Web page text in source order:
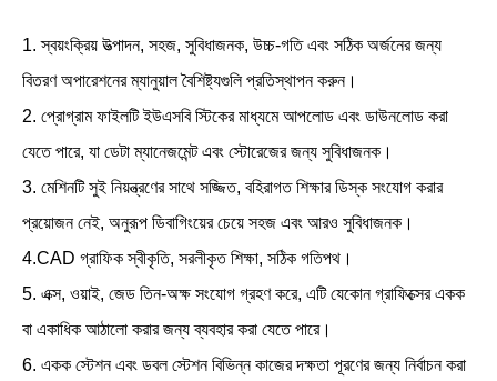
1. স্বয়ংক্রিয় উত্পাদন, সহজ, সুবিধাজনক, উচ্চ-গতি এবং সঠিক অর্জনের জন্য
বিতরণ অপারেশনের ম্যানুয়াল বৈশিষ্ট্যগুলি প্রতিস্থাপন করুন।
2. প্রোগ্রাম ফাইলটি ইউএসবি স্টিকের মাধ্যমে আপলোড এবং ডাউনলোড করা
যেতে পারে, যা ডেটা ম্যানেজমেন্ট এবং স্টোরেজের জন্য সুবিধাজনক।
3. মেশিনটি সুই নিয়ন্ত্রণের সাথে সজ্জিত, বহিরাগত শিক্ষার ডিস্ক সংযোগ করার
প্রয়োজন নেই, অনুরূপ ডিবাগিংয়ের চেয়ে সহজ এবং আরও সুবিধাজনক।
4.CAD গ্রাফিক স্বীকৃতি, সরলীকৃত শিক্ষা, সঠিক গতিপথ।
5. এক্স, ওয়াই, জেড তিন-অক্ষ সংযোগ গ্রহণ করে, এটি যেকোন গ্রাফিক্সের একক
বা একাধিক আঠালো করার জন্য ব্যবহার করা যেতে পারে।
6. একক স্টেশন এবং ডবল স্টেশন বিভিন্ন কাজের দক্ষতা পূরণের জন্য নির্বাচন করা